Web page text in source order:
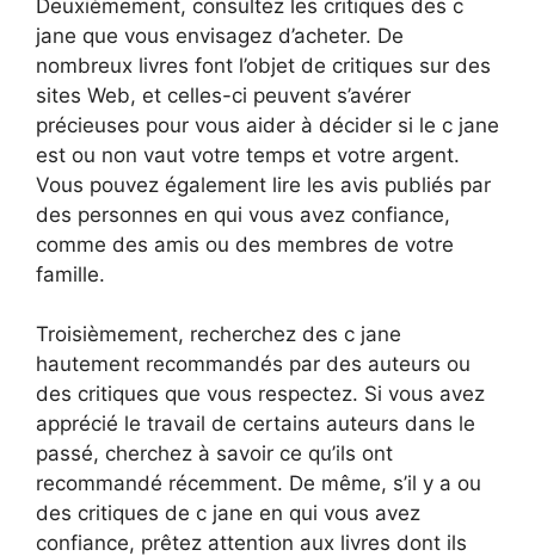
Deuxièmement, consultez les critiques des c
jane que vous envisagez d’acheter. De
nombreux livres font l’objet de critiques sur des
sites Web, et celles-ci peuvent s’avérer
précieuses pour vous aider à décider si le c jane
est ou non vaut votre temps et votre argent.
Vous pouvez également lire les avis publiés par
des personnes en qui vous avez confiance,
comme des amis ou des membres de votre
famille.
Troisièmement, recherchez des c jane
hautement recommandés par des auteurs ou
des critiques que vous respectez. Si vous avez
apprécié le travail de certains auteurs dans le
passé, cherchez à savoir ce qu’ils ont
recommandé récemment. De même, s’il y a ou
des critiques de c jane en qui vous avez
confiance, prêtez attention aux livres dont ils